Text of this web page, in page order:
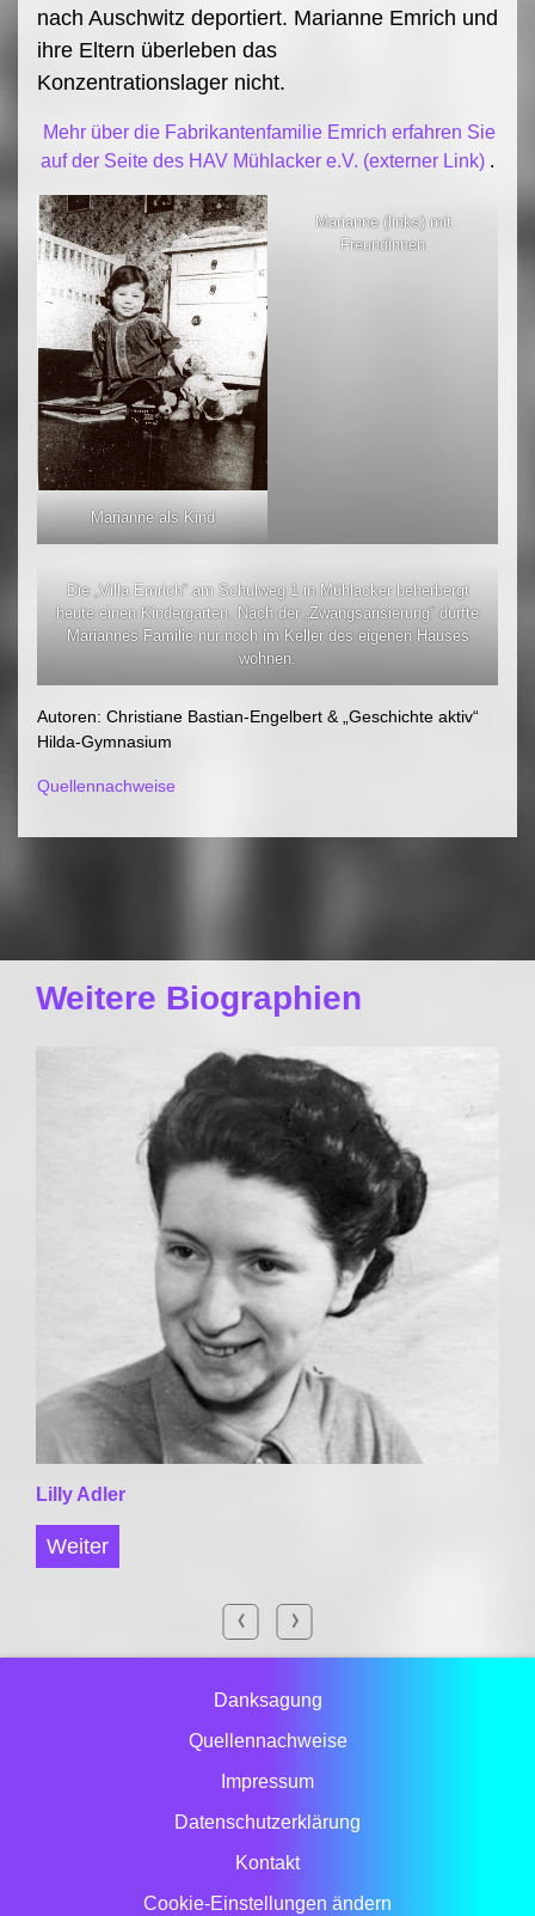
nach Auschwitz deportiert. Marianne Emrich und
ihre Eltern überleben das
Konzentrationslager nicht.
Mehr über die Fabrikantenfamilie Emrich erfahren Sie
auf der Seite des HAV Mühlacker e.V. (externer Link) .
Marianne als Kind
Marianne (links) mit
Freundinnen
Die „Villa Emrich“ am Schulweg 1 in Mühlacker beherbergt
heute einen Kindergarten. Nach der „Zwangsarisierung“ durfte
Mariannes Familie nur noch im Keller des eigenen Hauses
wohnen.
Autoren: Christiane Bastian-Engelbert & „Geschichte aktiv“
Hilda-Gymnasium
Quellennachweise
Weitere Biographien
Lilly Adler
Weiter
Danksagung
Quellennachweise
Impressum
Datenschutzerklärung
Kontakt
Cookie-Einstellungen ändern